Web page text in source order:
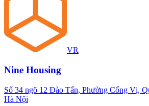
VR
Nine Housing
Số 34 ngõ 12 Đào Tấn, Phường Cống Vị,
Hà Nội